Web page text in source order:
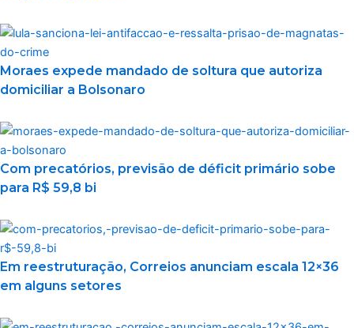
Moraes expede mandado de soltura que autoriza
domiciliar a Bolsonaro
Com precatórios, previsão de déficit primário sobe
para R$ 59,8 bi
Em reestruturação, Correios anunciam escala 12×36
em alguns setores